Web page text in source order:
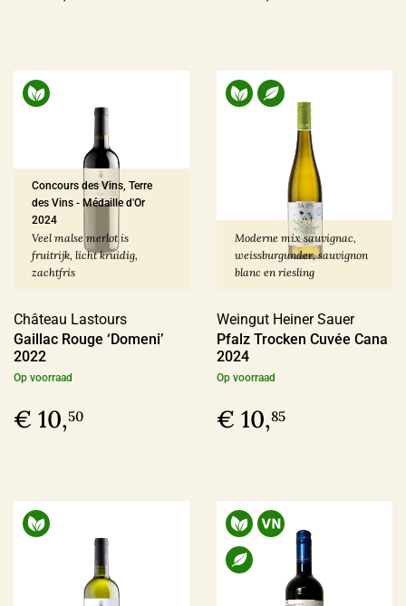
Ja
Ook per fles
Ja
Vin Nature(69)
Sulfiet laag
Sulfiet middel
Alcohol Percentage
12,6 - 14%(133)
Concours des Vins, Terre
des Vins - Médaille d'Or
2024
Veel malse merlot is
fruitrijk, licht kruidig,
zachtfris
Château Lastours
Gaillac Rouge ‘Domeni’
2022
Op voorraad
€ 10,50
Moderne mix sauvignac,
weissburgunder, sauvignon
blanc en riesling
Weingut Heiner Sauer
Pfalz Trocken Cuvée Cana
2024
Op voorraad
€ 10,85